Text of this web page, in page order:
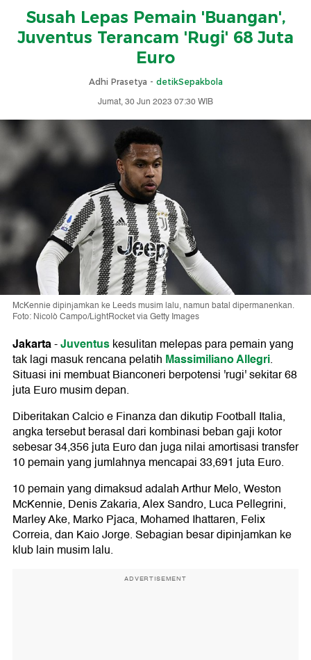
Susah Lepas Pemain 'Buangan',
Juventus Terancam 'Rugi' 68 Juta
Euro
Adhi Prasetya - detikSepakbola
Jumat, 30 Jun 2023 07:30 WIB
McKennie dipinjamkan ke Leeds musim lalu, namun batal dipermanenkan.
Foto: Nicolò Campo/LightRocket via Getty Images
Jakarta-Juventuskesulitan melepas para pemain yang
tak lagi masuk rencana pelatih Massimiliano Allegri.
Situasi ini membuat Bianconeri berpotensi 'rugi' sekitar 68
juta Euro musim depan.
Diberitakan Calcio e Finanza dan dikutip Football Italia,
angka tersebut berasal dari kombinasi beban gaji kotor
sebesar 34,356 juta Euro dan juga nilai amortisasi transfer
10 pemain yang jumlahnya mencapai 33,691 juta Euro.
10 pemain yang dimaksud adalah Arthur Melo, Weston
McKennie, Denis Zakaria, Alex Sandro, Luca Pellegrini,
Marley Ake, Marko Pjaca, Mohamed Ihattaren, Felix
Correia, dan Kaio Jorge. Sebagian besar dipinjamkan ke
klub lain musim lalu.
ADVERTISEMENT